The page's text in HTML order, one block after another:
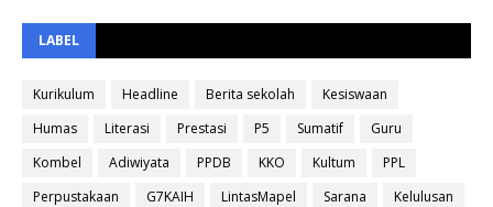
LABEL
Kurikulum Headline Berita sekolah
Kesiswaan
Humas
Literasi Prestasi P5 Sumatif
Guru
Kombel
Adiwiyata PPDB KKO Kultum
PPL
Perpustakaan
G7KAIH LintasMapel Sarana
Kelulusan